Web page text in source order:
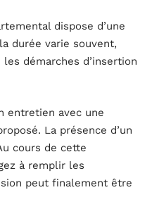
dispose d’une
durée varie souvent,
démarches d’insertion
entretien avec une
La présence d’un
cours de cette
à remplir les
peut finalement être